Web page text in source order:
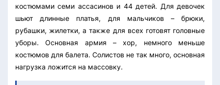
костюмами семи ассасинов и 44 детей. Для девочек
шьют длинные платья, для мальчиков – брюки,
рубашки, жилетки, а также для всех готовят головные
уборы.Основная армия – хор, немного меньше
костюмов для балета. Солистов не так много, основная
нагрузка ложится на массовку.